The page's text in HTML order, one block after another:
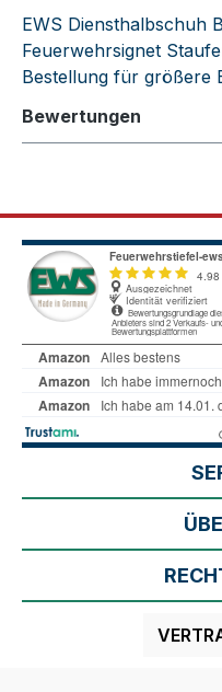
EWS Diensthalbschuh
Feuerwehrsignet
Bestellung für größere
Bewertungen